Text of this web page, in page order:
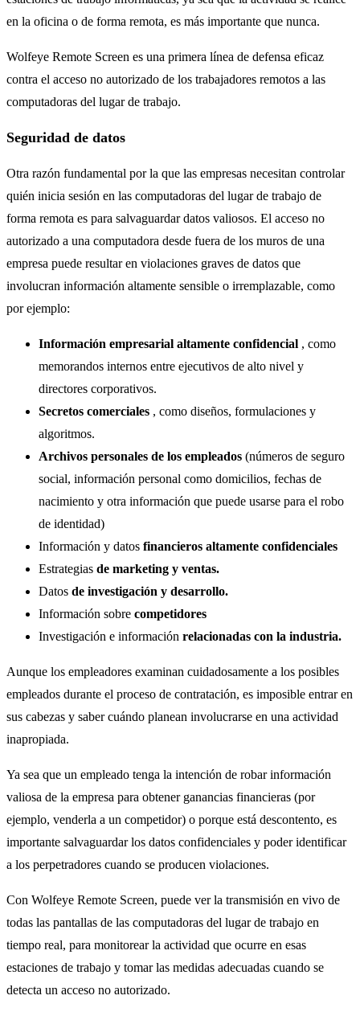
en la oficina o de forma remota, es más importante que nunca.
Wolfeye Remote Screen es una primera línea de defensa eficaz
contra el acceso no autorizado de los trabajadores remotos a las
computadoras del lugar de trabajo.
Seguridad de datos
Otra razón fundamental por la que las empresas necesitan controlar
quién inicia sesión en las computadoras del lugar de trabajo de
forma remota es para salvaguardar datos valiosos. El acceso no
autorizado a una computadora desde fuera de los muros de una
empresa puede resultar en violaciones graves de datos que
involucran información altamente sensible o irremplazable, como
por ejemplo:
Información empresarial altamente confidencial , como
memorandos internos entre ejecutivos de alto nivel y
directores corporativos.
Secretos comerciales , como diseños, formulaciones y
algoritmos.
Archivos personales de los empleados (números de seguro
social, información personal como domicilios, fechas de
nacimiento y otra información que puede usarse para el robo
de identidad)
Información y datos financieros altamente confidenciales
Estrategias de marketing y ventas.
Datos de investigación y desarrollo.
Información sobre competidores
Investigación e información relacionadas con la industria.
Aunque los empleadores examinan cuidadosamente a los posibles
empleados durante el proceso de contratación, es imposible entrar en
sus cabezas y saber cuándo planean involucrarse en una actividad
inapropiada.
Ya sea que un empleado tenga la intención de robar información
valiosa de la empresa para obtener ganancias financieras (por
ejemplo, venderla a un competidor) o porque está descontento, es
importante salvaguardar los datos confidenciales y poder identificar
a los perpetradores cuando se producen violaciones.
Con Wolfeye Remote Screen, puede ver la transmisión en vivo de
todas las pantallas de las computadoras del lugar de trabajo en
tiempo real, para monitorear la actividad que ocurre en esas
estaciones de trabajo y tomar las medidas adecuadas cuando se
detecta un acceso no autorizado.